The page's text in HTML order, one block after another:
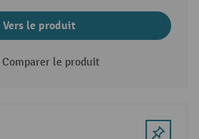
Vers le produit
Comparer le produit